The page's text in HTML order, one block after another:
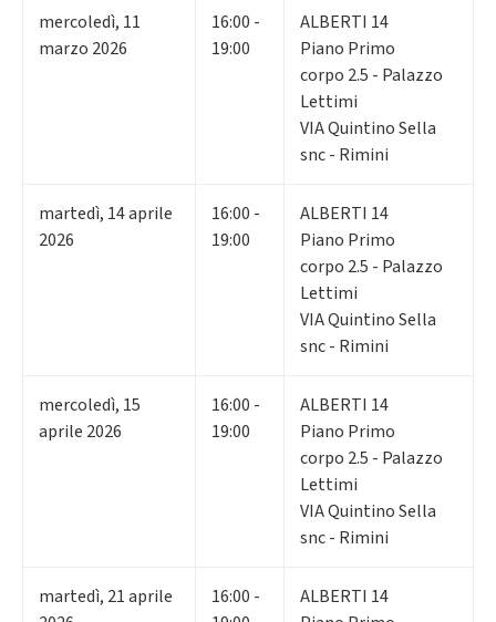
mercoledì, 11
marzo 2026
16:00 -
19:00
ALBERTI 14
Piano Primo
corpo 2.5 - Palazzo
Lettimi
VIA Quintino Sella
snc - Rimini
martedì, 14aprile
2026
16:00 -
19:00
ALBERTI 14
Piano Primo
corpo 2.5 - Palazzo
Lettimi
VIA Quintino Sella
snc - Rimini
mercoledì, 15
aprile 2026
16:00 -
19:00
ALBERTI 14
Piano Primo
corpo 2.5 - Palazzo
Lettimi
VIA Quintino Sella
snc - Rimini
martedì, 21aprile
16:00 -
ALBERTI 14